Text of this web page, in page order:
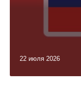
22 июля 2026